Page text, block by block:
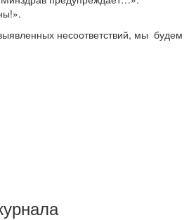
несоответствий, мы будем